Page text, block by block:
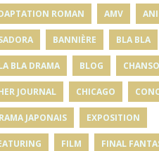
ROMAN AMV
BANNIÈRE BLA BLA
BLA DRAMA BLOG
JOURNAL CHICAGO
JAPONAIS EXPOSITION
FILM FINAL